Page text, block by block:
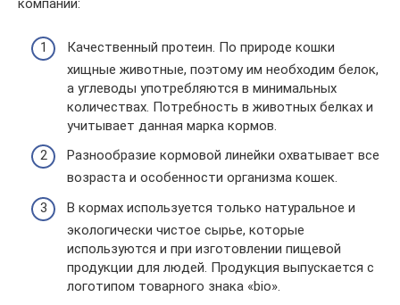
компании:
Качественный протеин. По природе кошки
хищные животные, поэтому им необходим белок,
а углеводы употребляются в минимальных
количествах. Потребность в животных белках и
учитывает данная марка кормов.
Разнообразие кормовой линейки охватывает все
возраста и особенности организма кошек.
В кормах используется только натуральное и
экологически чистое сырье, которые
используются и при изготовлении пищевой
продукции для людей. Продукция выпускается с
логотипом товарного знака «bio».